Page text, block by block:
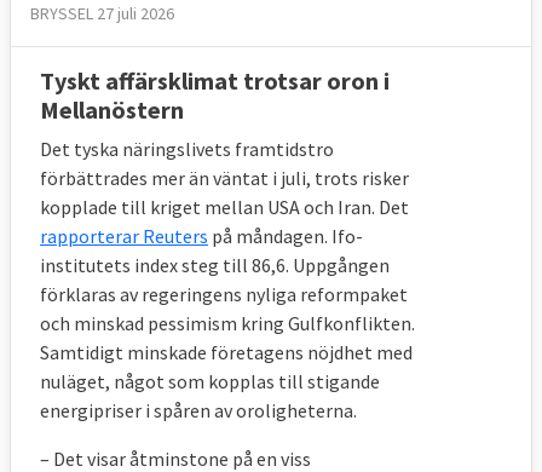
BRYSSEL 27 juli 2026
Tyskt affärsklimat trotsar oron i
Mellanöstern
Det tyska näringslivets framtidstro
förbättrades mer än väntat i juli, trots risker
kopplade till kriget mellan USA och Iran. Det
rapporterar Reuters på måndagen. Ifo-
institutets index steg till 86,6. Uppgången
förklaras av regeringens nyliga reformpaket
och minskad pessimism kring Gulfkonflikten.
Samtidigt minskade företagens nöjdhet med
nuläget, något som kopplas till stigande
energipriser i spåren av oroligheterna.
– Det visar åtminstone på en viss